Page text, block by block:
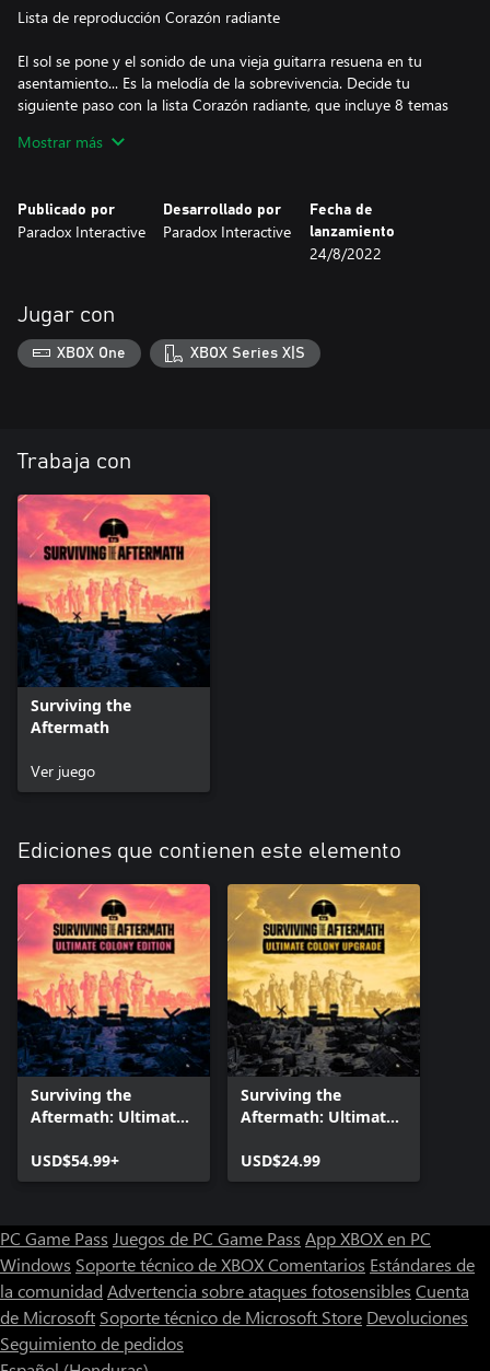
Lista de reproducción Corazón radiante
El sol se pone y el sonido de una vieja guitarra resuena en tu
asentamiento... Es la melodía de la sobrevivencia. Decide tu
siguiente paso con la lista Corazón radiante, que incluye 8 temas
Mostrar más
Publicado por
Paradox Interactive
Desarrollado por
Paradox Interactive
Fecha de
lanzamiento
24/8/2022
Jugar con
XBOX One XBOX Series X|S
Trabaja con
Surviving the
Aftermath
Ver juego
Ediciones que contienen este elemento
Surviving the
Aftermath: Ultimate
USD$54.99+
Surviving the
Aftermath: Ultimate
USD$24.99
PC Game Pass Juegos de PC Game Pass App XBOX en PC
Windows Soporte técnico de XBOXComentarios Estándares de
la comunidad Advertencia sobre ataques fotosensibles Cuenta
de Microsoft Soporte técnico de Microsoft Store Devoluciones
Seguimiento de pedidos